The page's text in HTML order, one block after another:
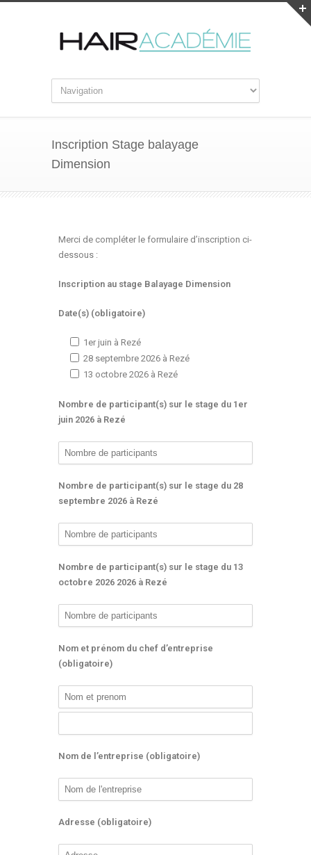
Inscription Stage balayage
Dimension
Merci de compléter le formulaire d’inscription ci-
dessous :
Inscription au stage Balayage Dimension
Date(s) (obligatoire)
1er juin à Rezé
28 septembre 2026 à Rezé
13 octobre 2026 à Rezé
Nombre de participant(s) sur le stage du 1er
juin 2026 à Rezé
Nombre de participant(s) sur le stage du 28
septembre 2026 à Rezé
Nombre de participant(s) sur le stage du 13
octobre 2026 2026 à Rezé
Nom et prénom du chef d’entreprise
(obligatoire)
Nom de l’entreprise (obligatoire)
Adresse (obligatoire)